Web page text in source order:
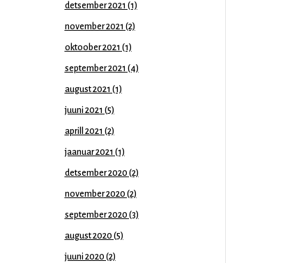
detsember 2021 (1)
november 2021 (2)
oktoober 2021 (1)
september 2021 (4)
august 2021 (1)
juuni 2021 (5)
aprill 2021 (2)
jaanuar 2021 (1)
detsember 2020 (2)
november 2020 (2)
september 2020 (3)
august 2020 (5)
juuni 2020 (2)